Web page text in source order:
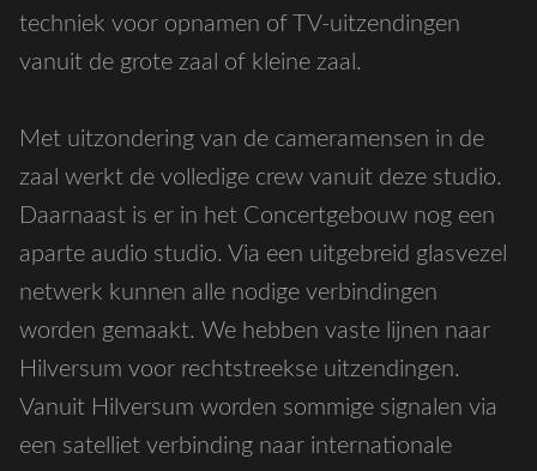
techniek voor opnamen of TV-uitzendingen
vanuit de grote zaal of kleine zaal.
Met uitzondering van de cameramensen in de
zaal werkt de volledige crew vanuit deze studio.
Daarnaast is er in het Concertgebouw nog een
aparte audio studio. Via een uitgebreid glasvezel
netwerk kunnen alle nodige verbindingen
worden gemaakt. We hebben vaste lijnen naar
Hilversum voor rechtstreekse uitzendingen.
Vanuit Hilversum worden sommige signalen via
een satelliet verbinding naar internationale